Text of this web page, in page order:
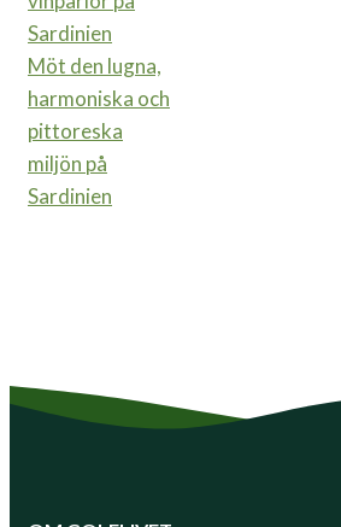
Möt den lugna,
harmoniska och
pittoreska
miljön på
Sardinien